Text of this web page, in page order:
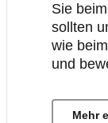
Sie
sollten
wie
und
Mehr